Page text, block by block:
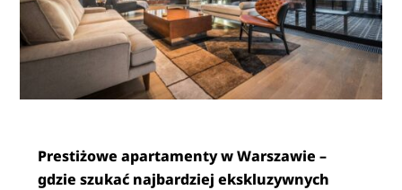
Prestiżowe apartamenty w Warszawie –
gdzie szukać najbardziej ekskluzywnych